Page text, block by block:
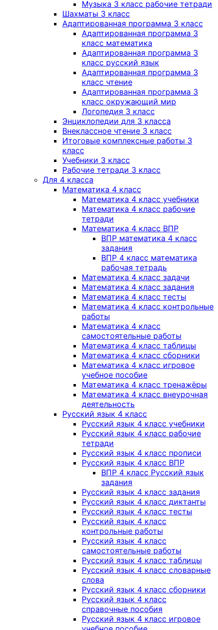
Музыка 3 класс рабочие тетради
Шахматы 3 класс
Адаптированная программа 3 класс
Адаптированная программа 3
класс математика
Адаптированная программа 3
класс русский язык
Адаптированная программа 3
класс чтение
Адаптированная программа 3
класс окружающий мир
Логопедия 3 класс
Энциклопедии для 3 класса
Внеклассное чтение 3 класс
Итоговые комплексные работы 3
класс
Учебники 3 класс
Рабочие тетради 3 класс
Для 4 класса
Математика 4 класс
Математика 4 класс учебники
Математика 4 класс рабочие
тетради
Математика 4 класс ВПР
ВПР математика 4 класс
задания
ВПР 4 класс математика
рабочая тетрадь
Математика 4 класс задачи
Математика 4 класс задания
Математика 4 класс тесты
Математика 4 класс контрольные
работы
Математика 4 класс
самостоятельные работы
Математика 4 класс таблицы
Математика 4 класс сборники
Математика 4 класс игровое
учебное пособие
Математика 4 класс тренажёры
Математика 4 класс внеурочная
деятельность
Русский язык 4 класс
Русский язык 4 класс учебники
Русский язык 4 класс рабочие
тетради
Русский язык 4 класс прописи
Русский язык 4 класс ВПР
ВПР 4 класс Русский язык
задания
Русский язык 4 класс задания
Русский язык 4 класс диктанты
Русский язык 4 класс тесты
Русский язык 4 класс
контрольные работы
Русский язык 4 класс
самостоятельные работы
Русский язык 4 класс таблицы
Русский язык 4 класс словарные
слова
Русский язык 4 класс сборники
Русский язык 4 класс
справочные пособия
Русский язык 4 класс игровое